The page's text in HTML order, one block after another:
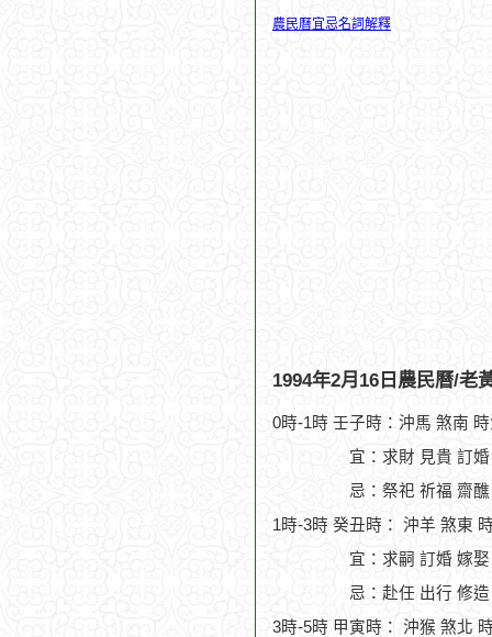
農民曆宜忌名詞解釋
1994年2月16日農民曆/老
0時-1時 壬子時：沖馬 煞南
宜：求財 見貴 訂
忌：祭祀 祈福 齋
1時-3時 癸丑時： 沖羊 煞東
宜：求嗣 訂婚 嫁
忌：赴任 出行 修
3時-5時 甲寅時： 沖猴 煞北